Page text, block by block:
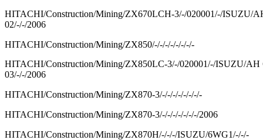
HITACHI/Construction/Mining/ZX670LCH-3/-/020001/-/ISUZU/
02/-/-/2006
HITACHI/Construction/Mining/ZX850/-/-/-/-/-/-/-/-
HITACHI/Construction/Mining/ZX850LC-3/-/020001/-/ISUZU/
03/-/-/2006
HITACHI/Construction/Mining/ZX870-3/-/-/-/-/-/-/-/-
HITACHI/Construction/Mining/ZX870-3/-/-/-/-/-/-/-/2006
HITACHI/Construction/Mining/ZX870H/-/-/-/ISUZU/6WG1/-/-/-